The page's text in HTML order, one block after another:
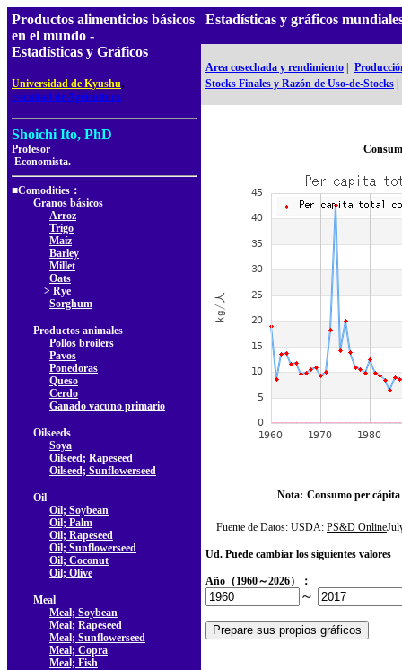
Productos alimenticios básicos
en el mundo -
Estadísticas y Gráficos
Universidad de Kyushu,
Facultad de Agricultura
Shoichi Ito, PhD
Profesor
Economista.
■Comodities：
Granos básicos
Arroz
Trigo
Maíz
Barley
Millet
Oats
> Rye
Sorghum
Productos animales
Pollos broilers
Pavos
Ponedoras
Queso
Cerdo
Ganado vacuno primario
Oilseeds
Soya
Oilseed; Rapeseed
Oilseed; Sunflowerseed
Oil
Oil; Soybean
Oil; Palm
Oil; Rapeseed
Oil; Sunflowerseed
Oil; Coconut
Oil; Olive
Meal
Meal; Soybean
Meal; Rapeseed
Meal; Sunflowerseed
Meal; Copra
Meal; Fish
Estadísticas y gráficos
Area cosechada y rendimiento
Stocks Finales y Razón de Uso-de-Stocks
Nota: Consumo per cápita
Fuente de Datos: USDA: PS&D Online
Ud. Puede cambiar los siguientes valores
Año（1960～2026）：
～